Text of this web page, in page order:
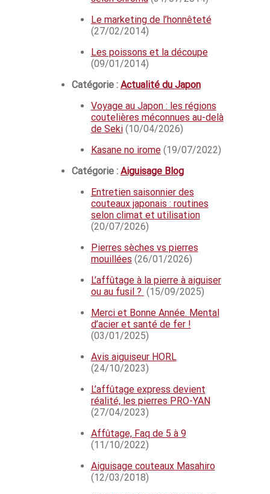
Le marketing de l’honnêteté
(27/02/2014)
Les poissons et la découpe
(09/01/2014)
Catégorie : Actualité du Japon
Voyage au Japon : les régions
coutelières méconnues au-delà
de Seki(10/04/2026)
Kasane no irome(19/07/2022)
Catégorie : Aiguisage Blog
Entretien saisonnier des
couteaux japonais : routines
selon climat et utilisation
(20/07/2026)
Pierres sèches vs pierres
mouillées (26/01/2026)
L’affûtage à la pierre à aiguiser
ou au fusil ? (15/09/2025)
Merci et Bonne Année. Mental
d’acier et santé de fer !
(03/01/2025)
Avis aiguiseur HORL
(24/10/2023)
L’affûtage express devient
réalité, les pierres PRO-YAN
(27/04/2023)
Affûtage, Faq de 5 à 9
(11/10/2022)
Aiguisage couteaux Masahiro
(12/03/2018)